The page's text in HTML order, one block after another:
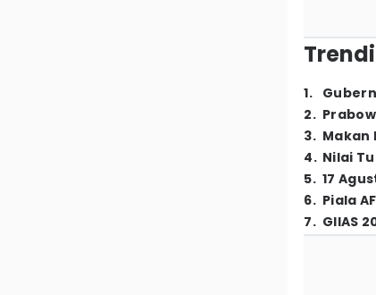
1.
2.
3. Makan
4. Nilai
5. 17
6. Piala
7. GIIAS